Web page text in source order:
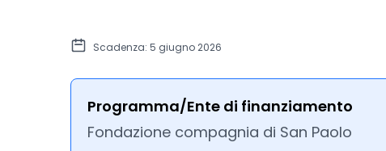
Scadenza: 5 giugno 2026
Programma/Ente di finanziamento
Fondazione compagnia di San Paolo